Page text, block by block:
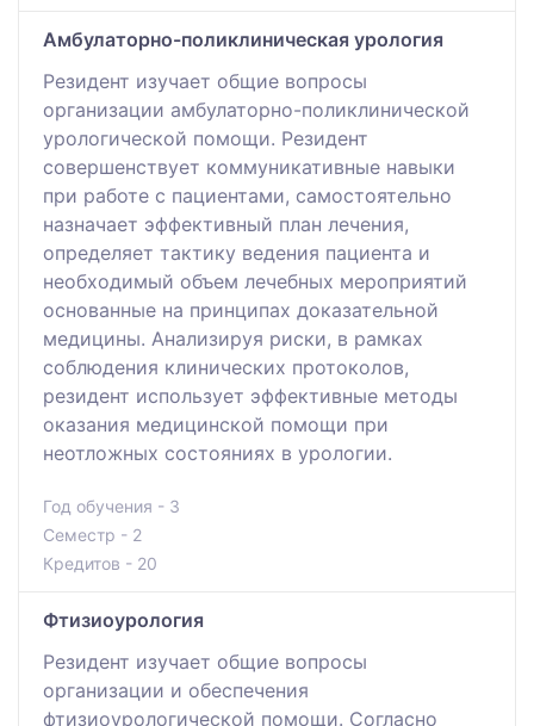
Амбулаторно-поликлиническая урология
Резидент изучает общие вопросы
организации амбулаторно-поликлинической
урологической помощи. Резидент
совершенствует коммуникативные навыки
при работе с пациентами, самостоятельно
назначает эффективный план лечения,
определяет тактику ведения пациента и
необходимый объем лечебных мероприятий
основанные на принципах доказательной
медицины. Анализируя риски, в рамках
соблюдения клинических протоколов,
резидент использует эффективные методы
оказания медицинской помощи при
неотложных состояниях в урологии.
Год обучения - 3
Семестр - 2
Кредитов - 20
Фтизиоурология
Резидент изучает общие вопросы
организации и обеспечения
фтизиоурологической помощи. Согласно